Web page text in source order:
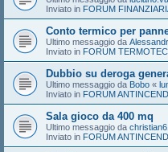
Inviato in FORUM
Conto termico per
Ultimo messaggio da
Inviato in FORUM
Dubbio su deroga
Ultimo messaggio da Bobo «
Inviato in FORUM
Sala gioco da 400 mq
Ultimo messaggio da
Inviato in FORUM